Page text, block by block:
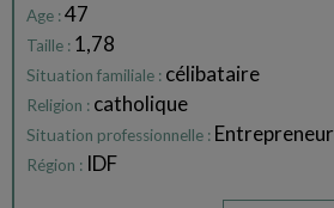
Age :47
Taille : 1,78
Situation familiale : célibataire
Religion : catholique
Situation professionnelle : Entrepreneur
Région : IDF